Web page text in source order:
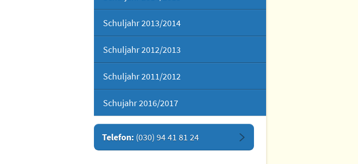
Schuljahr 2013/2014
Schuljahr 2012/2013
Schuljahr 2011/2012
Schujahr 2016/2017
Telefon: (030) 94 41 81 24